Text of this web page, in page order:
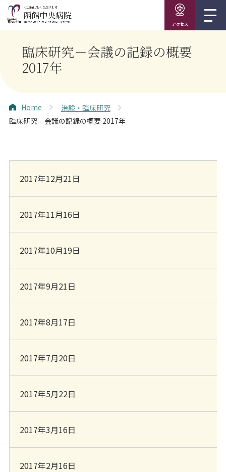
アクセス
臨床研究－会議の記録の概要
2017年
Home
治験・臨床研究
臨床研究－会議の記録の概要 2017年
2017年12月21日
2017年11月16日
2017年10月19日
2017年9月21日
2017年8月17日
2017年7月20日
2017年5月22日
2017年3月16日
2017年2月16日